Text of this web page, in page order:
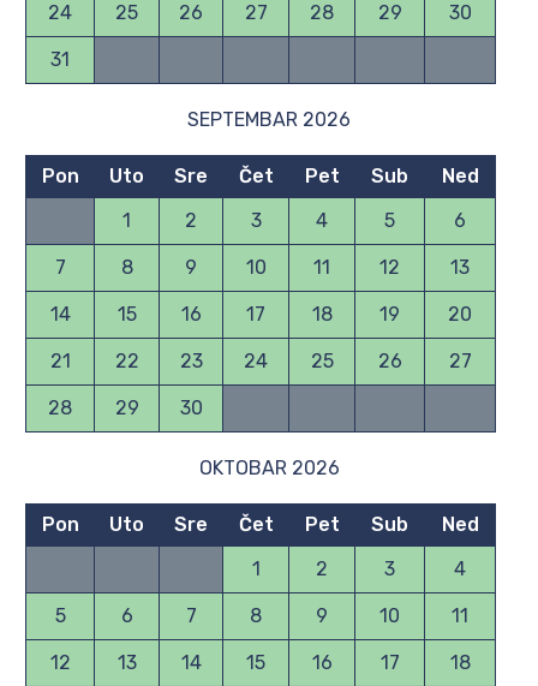
24 25 26 27 28 29 30
31
SEPTEMBAR 2026
Pon Uto Sre Čet Pet Sub
Ned
1
2 3 4 5 6
7 8 9 10 11 12 13
14 15 16 17 18 19 20
21 22 23 24 25 26 27
28 29 30
OKTOBAR 2026
Pon Uto Sre Čet Pet Sub
Ned
1
2 3 4
5 6 7 8 9 10 11
12 13 14 15 16 17 18